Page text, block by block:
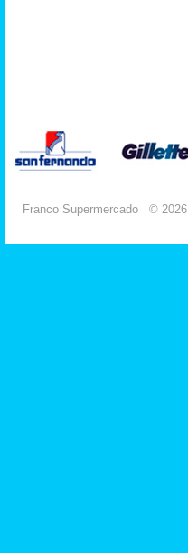
Franco Supermercado © 2026